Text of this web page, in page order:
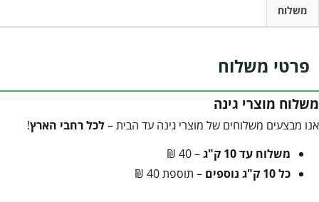
משלוח
פרטי משלוח
משלוח מוצרי גינה
אנו מבצעים משלוחים של מוצרי גינה עד הבית –לכל רחבי הארץ!
משלוח עד 10 ק"ג
– 40 ₪
כל 10 ק"ג נוספים
– תוספת 40 ₪